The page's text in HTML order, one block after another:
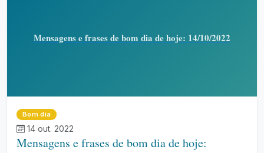
Mensagens e frases de bom dia de hoje: 14/10/2022
Bom dia
14 out. 2022
Mensagens e frases de bom dia de hoje: